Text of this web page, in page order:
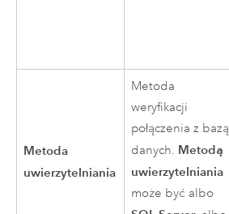
Metoda
uwierzytelniania
Metoda
weryfikacji
połączenia z bazą
danych. Metodą
uwierzytelniania
może być albo